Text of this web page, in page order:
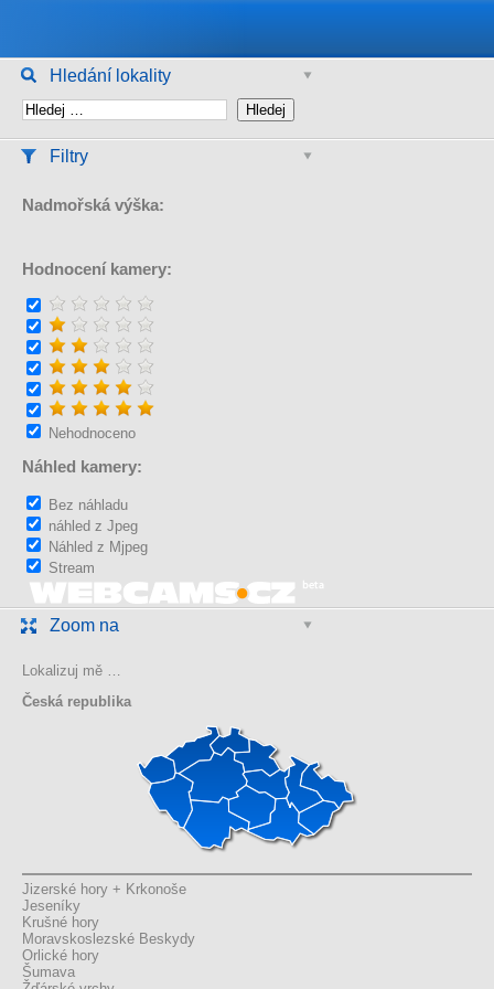
Hledání lokality
Filtry
Nadmořská výška:
Hodnocení kamery:
Nehodnoceno
Náhled kamery:
Bez náhladu
náhled z Jpeg
Náhled z Mjpeg
Stream
Zoom na
Lokalizuj mě …
Česká republika
Jizerské hory + Krkonoše
Jeseníky
Krušné hory
Moravskoslezské Beskydy
Orlické hory
Šumava